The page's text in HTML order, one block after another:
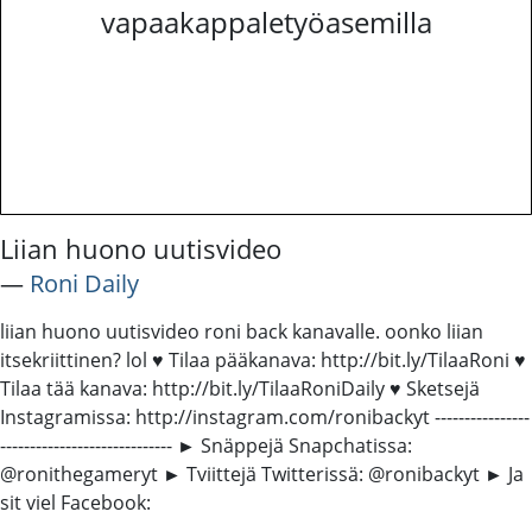
vapaakappaletyöasemilla
Liian huono uutisvideo
― Roni Daily
liian huono uutisvideo roni back kanavalle. oonko liian
itsekriittinen? lol ♥ Tilaa pääkanava: http://bit.ly/TilaaRoni ♥
Tilaa tää kanava: http://bit.ly/TilaaRoniDaily ♥ Sketsejä
Instagramissa: http://instagram.com/ronibackyt ----------------
------------------------­----- ► Snäppejä Snapchatissa:
@ronithegameryt ► Tviittejä Twitterissä: @ronibackyt ► Ja
sit viel Facebook: